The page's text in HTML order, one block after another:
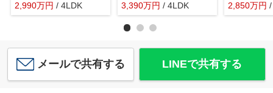
2,990万円 / 4LDK
3,390万円 / 4LDK 2,850万円
メールで共有する LINEで共有する